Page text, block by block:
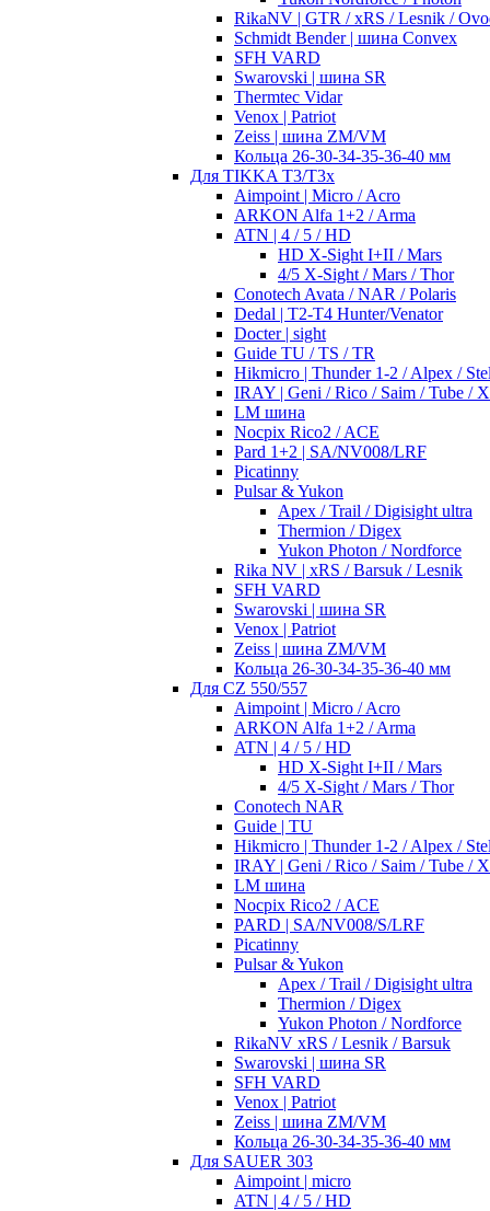
RikaNV | GTR / xRS / Lesnik /
Schmidt Bender | шина Convex
SFH VARD
Swarovski | шина SR
Thermtec Vidar
Venox | Patriot
Zeiss | шина ZM/VM
Кольца 26-30-34-35-36-40 мм
Для TIKKA T3/T3x
Aimpoint | Micro / Acro
ARKON Alfa 1+2 / Arma
ATN | 4 / 5 / HD
HD X-Sight I+II / Mars
4/5 X-Sight / Mars / Thor
Conotech Avata / NAR / Polaris
Dedal | T2-T4 Hunter/Venator
Docter | sight
Guide TU / TS / TR
Hikmicro | Thunder 1-2 / Alpex /
IRAY | Geni / Rico / Saim / Tube /
LM шина
Nocpix Rico2 / ACE
Pard 1+2 | SA/NV008/LRF
Picatinny
Pulsar & Yukon
Apex / Trail / Digisight ultra
Thermion / Digex
Yukon Photon / Nordforce
Rika NV | xRS / Barsuk / Lesnik
SFH VARD
Swarovski | шина SR
Venox | Patriot
Zeiss | шина ZM/VM
Кольца 26-30-34-35-36-40 мм
Для CZ 550/557
Aimpoint | Micro / Acro
ARKON Alfa 1+2 / Arma
ATN | 4 / 5 / HD
HD X-Sight I+II / Mars
4/5 X-Sight / Mars / Thor
Conotech NAR
Guide | TU
Hikmicro | Thunder 1-2 / Alpex /
IRAY | Geni / Rico / Saim / Tube /
LM шина
Nocpix Rico2 / ACE
PARD | SA/NV008/S/LRF
Picatinny
Pulsar & Yukon
Apex / Trail / Digisight ultra
Thermion / Digex
Yukon Photon / Nordforce
RikaNV xRS / Lesnik / Barsuk
Swarovski | шина SR
SFH VARD
Venox | Patriot
Zeiss | шина ZM/VM
Кольца 26-30-34-35-36-40 мм
Для SAUER 303
Aimpoint | micro
ATN | 4 / 5 / HD